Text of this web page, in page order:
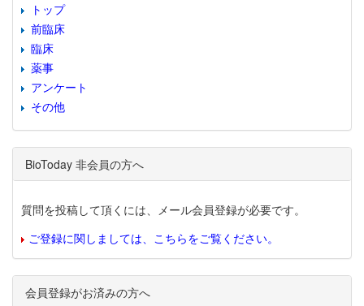
トップ
前臨床
臨床
薬事
アンケート
その他
BioToday 非会員の方へ
質問を投稿して頂くには、メール会員登録が必要です。
ご登録に関しましては、こちらをご覧ください。
会員登録がお済みの方へ